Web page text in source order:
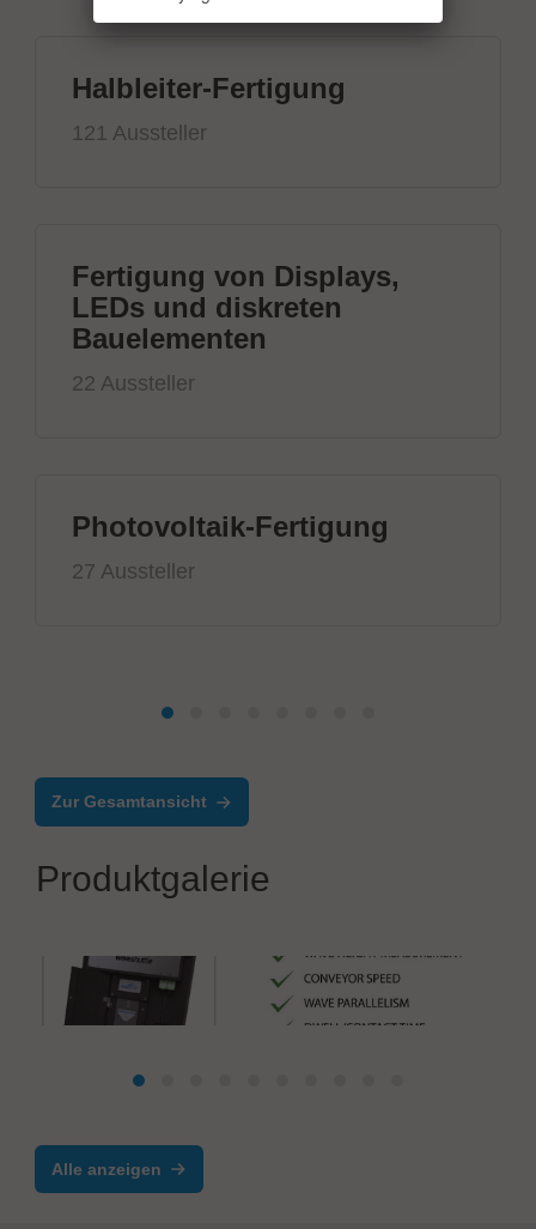
Halbleiter-Fertigung
121 Aussteller
Fertigung von Displays,
LEDs und diskreten
Bauelementen
22 Aussteller
Photovoltaik-Fertigung
27 Aussteller
Zur Gesamtansicht
Produktgalerie
Alle anzeigen